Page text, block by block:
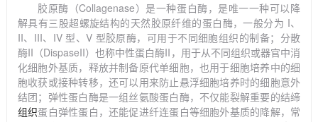
胶原酶（Collagenase）是一种蛋白酶，是唯一一种可以降
解具有三股超螺旋结构的天然胶原纤维的蛋白酶，一般分为 I、
II、III、IV 型、V 型胶原酶，可用于不同细胞组织的制备； 分散
酶II（DispaseII）也称中性蛋白酶II，用于从不同组织或器官中消
化细胞外基质，释放并制备原代单细胞，也用于细胞培养中的细
胞收获或接种转移，还可以用来防止悬浮细胞培养时的细胞意外
结团；弹性蛋白酶是一组丝氨酸蛋白酶，不仅能裂解重要的结缔
组织蛋白弹性蛋白，还能促进纤连蛋白等细胞外基质的降解，常